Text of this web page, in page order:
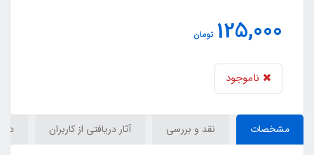
125,000 تومان
ناموجود
مشخصات نقد و بررسی آثار دریافتی از کاربران